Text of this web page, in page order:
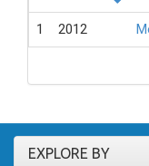
1 2012
EXPLORE BY